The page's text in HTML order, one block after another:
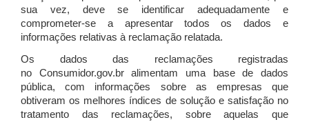
sua vez, deve se identificar adequadamente e
comprometer-se a apresentar todos os dados e
informações relativas à reclamação relatada.
Os dados das reclamações registradas
no Consumidor.gov.br alimentam uma base de dados
pública, com informações sobre as empresas que
obtiveram os melhores índices de solução e satisfação no
tratamento das reclamações, sobre aquelas que